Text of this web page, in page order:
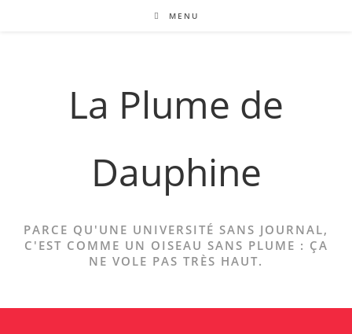
MENU
La Plume de
Dauphine
PARCE QU'UNE UNIVERSITÉ SANS JOURNAL,
C'EST COMME UN OISEAU SANS PLUME : ÇA
NE VOLE PAS TRÈS HAUT.